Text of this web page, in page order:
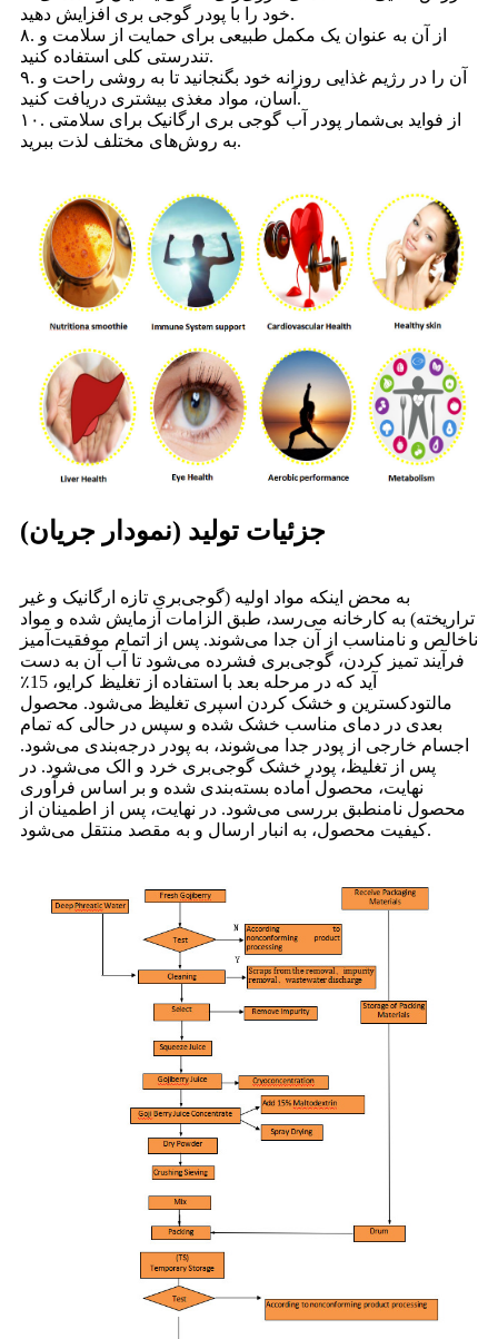
خود را با پودر گوجی بری افزایش دهید.
۸. از آن به عنوان یک مکمل طبیعی برای حمایت از سلامت و
تندرستی کلی استفاده کنید.
۹. آن را در رژیم غذایی روزانه خود بگنجانید تا به روشی راحت و
آسان، مواد مغذی بیشتری دریافت کنید.
۱۰. از فواید بی‌شمار پودر آب گوجی بری ارگانیک برای سلامتی
به روش‌های مختلف لذت ببرید.
جزئیات تولید (نمودار جریان)
به محض اینکه مواد اولیه (گوجی‌بری تازه ارگانیک و غیر
تراریخته) به کارخانه می‌رسد، طبق الزامات آزمایش شده و مواد
ناخالص و نامناسب از آن جدا می‌شوند. پس از اتمام موفقیت‌آمیز
فرآیند تمیز کردن، گوجی‌بری فشرده می‌شود تا آب آن به دست
آید که در مرحله بعد با استفاده از تغلیظ کرایو، 15٪
مالتودکسترین و خشک کردن اسپری تغلیظ می‌شود. محصول
بعدی در دمای مناسب خشک شده و سپس در حالی که تمام
اجسام خارجی از پودر جدا می‌شوند، به پودر درجه‌بندی می‌شود.
پس از تغلیظ، پودر خشک گوجی‌بری خرد و الک می‌شود. در
نهایت، محصول آماده بسته‌بندی شده و بر اساس فرآوری
محصول نامنطبق بررسی می‌شود. در نهایت، پس از اطمینان از
کیفیت محصول، به انبار ارسال و به مقصد منتقل می‌شود.